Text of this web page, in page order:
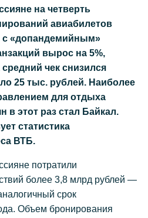
на четверть
авиабилетов
с «допандемийным»
вырос на 5%,
чек снизился
25 тыс. рублей. Наиболее
для отдыха
в этот раз стал Байкал.
статистика
ВТБ.
потратили
более 3,8 млрд рублей —
срок
Объем бронирования